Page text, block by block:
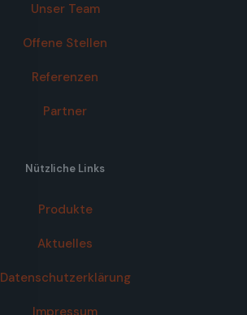
Unser Team
Offene Stellen
Referenzen
Partner
Nützliche Links
Produkte
Aktuelles
Datenschutzerklärung